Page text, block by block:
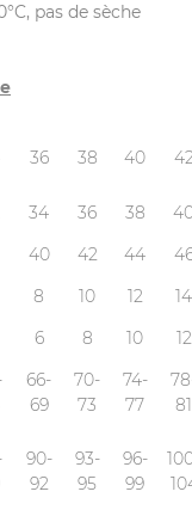
pas de sèche
36 38 40
34 36 38
40 42 44
8 10 12
14
6 8 10
12
66-
69
70-
73
74-
77
81
90-
92
93-
95
96-
99